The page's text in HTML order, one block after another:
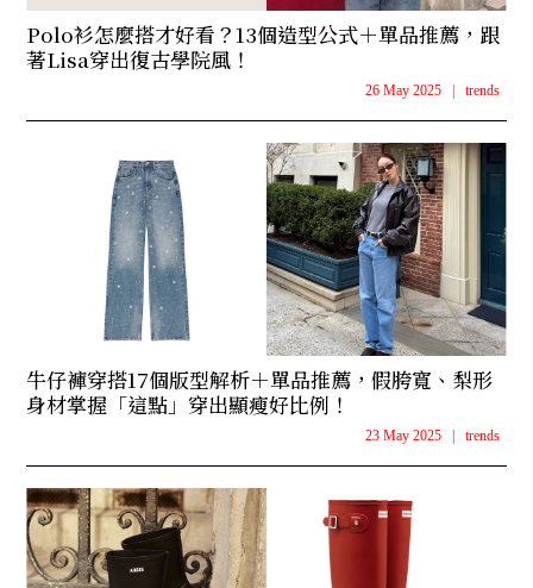
Polo衫怎麼搭才好看？13個造型公式＋單品推薦，跟
著Lisa穿出復古學院風！
26 May 2025 trends
牛仔褲穿搭17個版型解析＋單品推薦，假胯寬、梨形
身材掌握「這點」穿出顯瘦好比例！
23 May 2025 trends